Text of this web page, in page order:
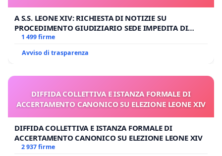
A S.S. LEONE XIV: RICHIESTA DI NOTIZIE SU
PROCEDIMENTO GIUDIZIARIO SEDE IMPEDITA DI
BENEDETTO XVI
1 499 firme
Avviso di trasparenza
DIFFIDA COLLETTIVA E ISTANZA FORMALE DI
ACCERTAMENTO CANONICO SU ELEZIONE LEONE XIV
DIFFIDA COLLETTIVA E ISTANZA FORMALE DI
ACCERTAMENTO CANONICO SU ELEZIONE LEONE XIV
2 937 firme